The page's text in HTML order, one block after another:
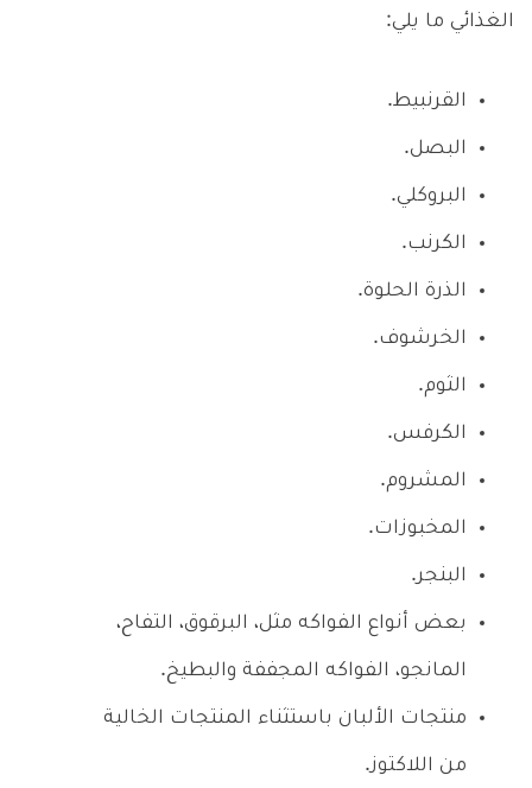
الغذائي ما يلي:
القرنبيط.
البصل.
البروكلي.
الكرنب.
الذرة الحلوة.
الخرشوف.
الثوم.
الكرفس.
المشروم.
المخبوزات.
البنجر.
بعض أنواع الفواكه مثل، البرقوق، التفاح،
المانجو، الفواكه المجففة والبطيخ.
منتجات الألبان باستثناء المنتجات الخالية
من اللاكتوز.